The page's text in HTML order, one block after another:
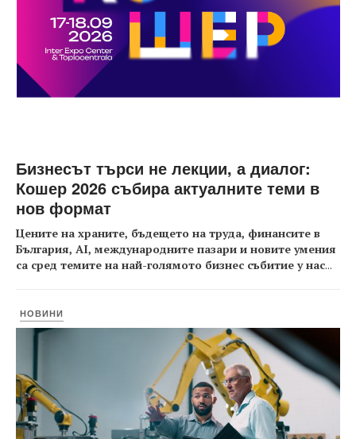
Бизнесът търси не лекции, а диалог:
Кошер 2026 събира актуалните теми в
нов формат
Цените на храните, бъдещето на труда, финансите в
България, AI, международните пазари и новите умения
са сред темите на най-голямото бизнес събитие у нас...
НОВИНИ